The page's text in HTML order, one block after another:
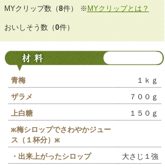
MYクリップ数（8件） ※MYクリップとは？
おいしそう数（0件）
青梅
１ｋｇ
ザラメ
７００ｇ
上白糖
１５０ｇ
ж梅シロップでさわやかジュー
ス（１杯分）ж
・出来上がったシロップ
大さじ１強